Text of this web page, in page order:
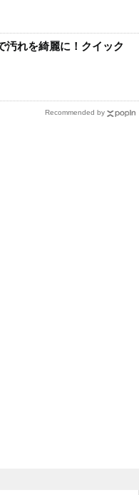
汚れを綺麗に！クイック
Recommended by